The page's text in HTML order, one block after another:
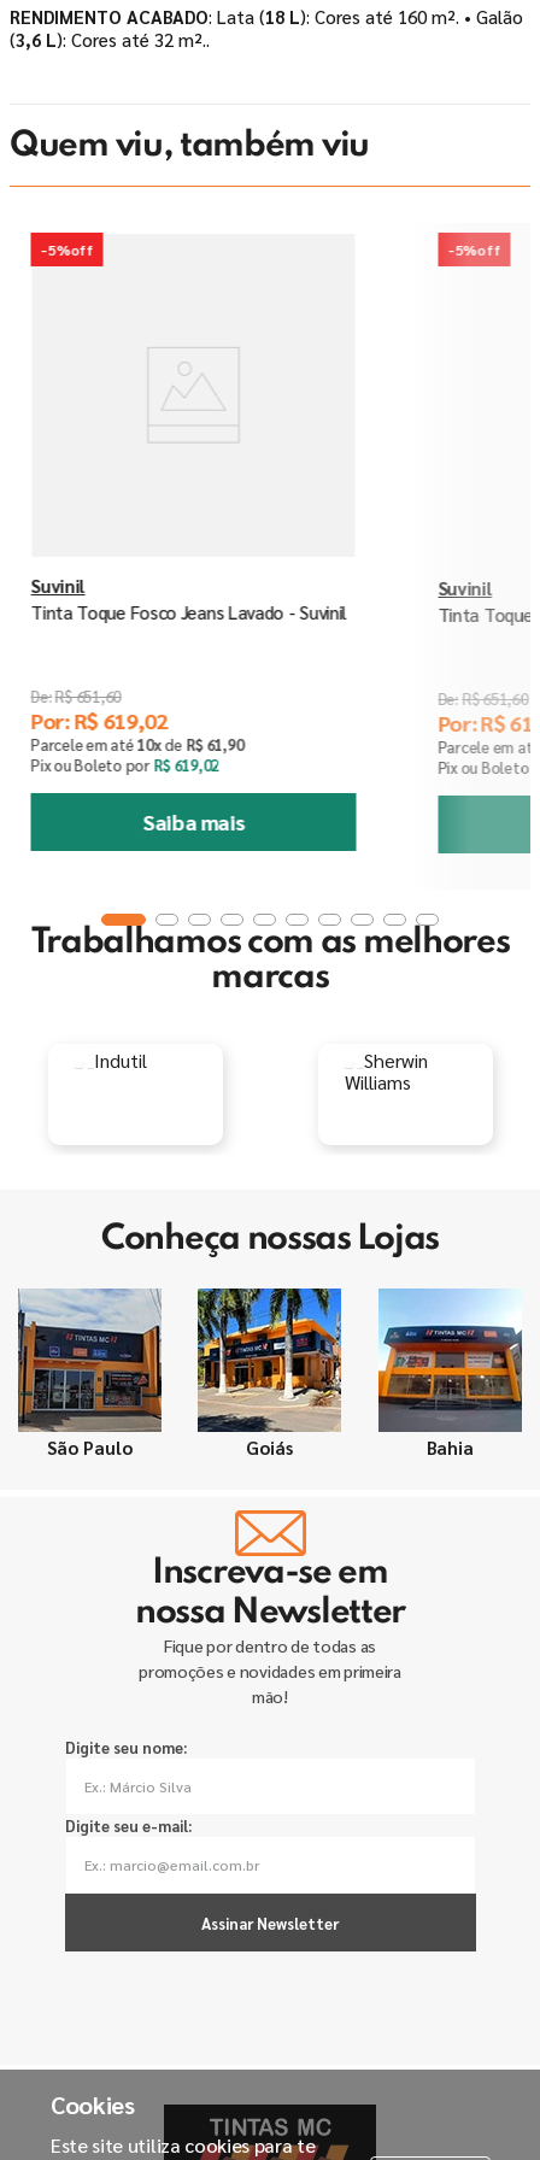
Cookies
Este site utiliza cookies para te
RENDIMENTO ACABADO: Lata (18 L): Cores até 160 m². • Galão
(3,6 L): Cores até 32 m²..
Quem viu, também viu
-5%off
Suvinil
Tinta Toque Fosco Jeans Lavado - Suvinil
R$651,60
Por:R$619,02
Parcele em até10xde R$ 61,90
Pix ou Boleto porR$ 619,02
Saiba mais
-5%off
Suvinil
Tinta Toque
R$651,60
Por:R$
Parcele em
Pix ou Boleto
Trabalhamos com as melhores
marcas
Conheça nossas Lojas
São Paulo Goiás Bahia
Inscreva-se em
nossa Newsletter
Fique por dentro de todas as
promoções e novidades em primeira
mão!
Digite seu nome:
Digite seu e-mail:
Assinar Newsletter